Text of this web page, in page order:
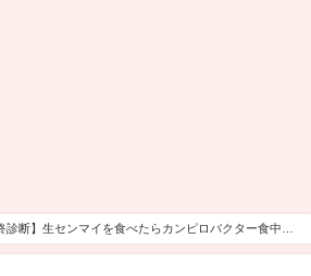
診断】生センマイを食べたらカンピロバクター食中毒
...